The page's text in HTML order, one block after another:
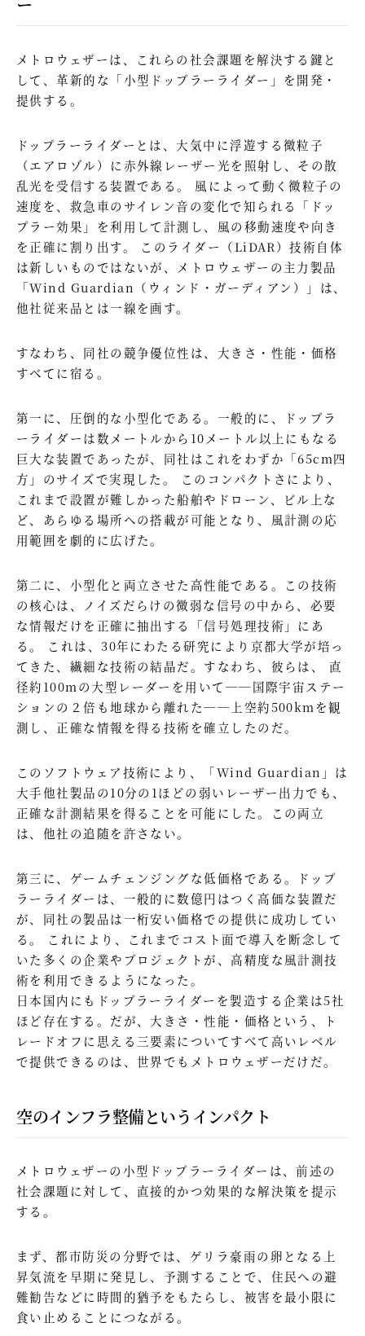
メトロウェザーは、これらの社会課題を解決する鍵と
して、革新的な「小型ドップラーライダー」を開発・
提供する。
ドップラーライダーとは、大気中に浮遊する微粒子
（エアロゾル）に赤外線レーザー光を照射し、その散
乱光を受信する装置である。 風によって動く微粒子の
速度を、救急車のサイレン音の変化で知られる「ドッ
プラー効果」を利用して計測し、風の移動速度や向き
を正確に割り出す。 このライダー（LiDAR）技術自体
は新しいものではないが、メトロウェザーの主力製品
「Wind Guardian（ウィンド・ガーディアン）」は、
他社従来品とは一線を画す。
すなわち、同社の競争優位性は、大きさ・性能・価格
すべてに宿る。
第一に、圧倒的な小型化である。一般的に、ドップラ
ーライダーは数メートルから10メートル以上にもなる
巨大な装置であったが、同社はこれをわずか「65cm四
方」のサイズで実現した。 このコンパクトさにより、
これまで設置が難しかった船舶やドローン、ビル上な
ど、あらゆる場所への搭載が可能となり、風計測の応
用範囲を劇的に広げた。
第二に、小型化と両立させた高性能である。この技術
の核心は、ノイズだらけの微弱な信号の中から、必要
な情報だけを正確に抽出する「信号処理技術」にあ
る。 これは、30年にわたる研究により京都大学が培っ
てきた、繊細な技術の結晶だ。すなわち、彼らは、 直
径約100mの大型レーダーを用いて──国際宇宙ステー
ションの２倍も地球から離れた──上空約500kmを観
測し、正確な情報を得る技術を確立したのだ。
このソフトウェア技術により、「Wind Guardian」は
大手他社製品の10分の1ほどの弱いレーザー出力でも、
正確な計測結果を得ることを可能にした。この両立
は、他社の追随を許さない。
第三に、ゲームチェンジングな低価格である。ドップ
ラーライダーは、一般的に数億円はつく高価な装置だ
が、同社の製品は一桁安い価格での提供に成功してい
る。 これにより、これまでコスト面で導入を断念して
いた多くの企業やプロジェクトが、高精度な風計測技
術を利用できるようになった。
日本国内にもドップラーライダーを製造する企業は5社
ほど存在する。だが、大きさ・性能・価格という、ト
レードオフに思える三要素についてすべて高いレベル
で提供できるのは、世界でもメトロウェザーだけだ。
空のインフラ整備というインパクト
メトロウェザーの小型ドップラーライダーは、前述の
社会課題に対して、直接的かつ効果的な解決策を提示
する。
まず、都市防災の分野では、ゲリラ豪雨の卵となる上
昇気流を早期に発見し、予測することで、住民への避
難勧告などに時間的猶予をもたらし、被害を最小限に
食い止めることにつながる。